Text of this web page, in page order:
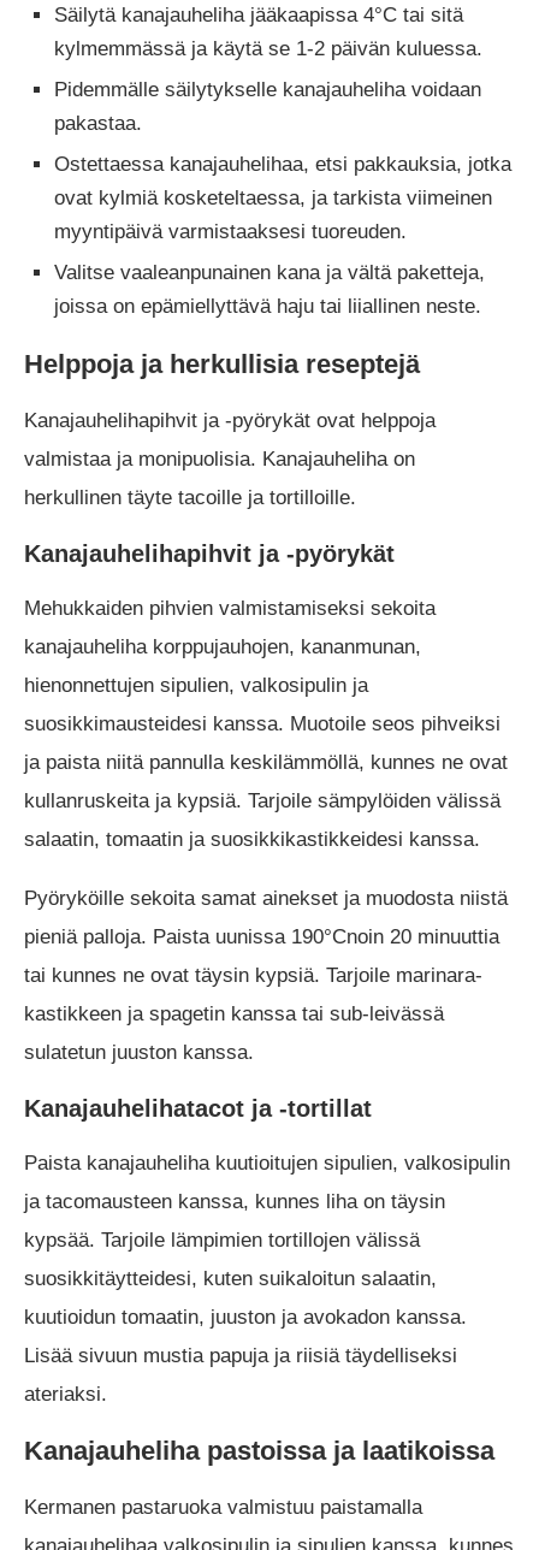
Säilytä kanajauheliha jääkaapissa 4°C tai sitä
kylmemmässä ja käytä se 1-2 päivän kuluessa.
Pidemmälle säilytykselle kanajauheliha voidaan
pakastaa.
Ostettaessa kanajauhelihaa, etsi pakkauksia, jotka
ovat kylmiä kosketeltaessa, ja tarkista viimeinen
myyntipäivä varmistaaksesi tuoreuden.
Valitse vaaleanpunainen kana ja vältä paketteja,
joissa on epämiellyttävä haju tai liiallinen neste.
Helppoja ja herkullisia reseptejä
Kanajauhelihapihvit ja -pyörykät ovat helppoja
valmistaa ja monipuolisia. Kanajauheliha on
herkullinen täyte tacoille ja tortilloille.
Kanajauhelihapihvit ja -pyörykät
Mehukkaiden pihvien valmistamiseksi sekoita
kanajauheliha korppujauhojen, kananmunan,
hienonnettujen sipulien, valkosipulin ja
suosikkimausteidesi kanssa. Muotoile seos pihveiksi
ja paista niitä pannulla keskilämmöllä, kunnes ne ovat
kullanruskeita ja kypsiä. Tarjoile sämpylöiden välissä
salaatin, tomaatin ja suosikkikastikkeidesi kanssa.
Pyöryköille sekoita samat ainekset ja muodosta niistä
pieniä palloja. Paista uunissa 190°Cnoin 20 minuuttia
tai kunnes ne ovat täysin kypsiä. Tarjoile marinara-
kastikkeen ja spagetin kanssa tai sub-leivässä
sulatetun juuston kanssa.
Kanajauhelihatacot ja -tortillat
Paista kanajauheliha kuutioitujen sipulien, valkosipulin
ja tacomausteen kanssa, kunnes liha on täysin
kypsää. Tarjoile lämpimien tortillojen välissä
suosikkitäytteidesi, kuten suikaloitun salaatin,
kuutioidun tomaatin, juuston ja avokadon kanssa.
Lisää sivuun mustia papuja ja riisiä täydelliseksi
ateriaksi.
Kanajauheliha pastoissa ja laatikoissa
Kermanen pastaruoka valmistuu paistamalla